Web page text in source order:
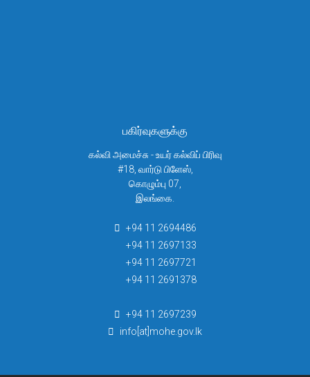
பகிர்வுகளுக்கு
கல்வி அமைச்சு - உயர் கல்விப் பிரிவு
#18, வார்டு பிளேஸ்,
கொழும்பு 07,
இலங்கை.
+94 11 2694486
+94 11 2697133
+94 11 2697721
+94 11 2691378
+94 11 2697239
info[at]mohe.gov.lk